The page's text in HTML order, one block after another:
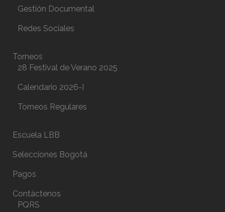
Gestión Documental
Redes Sociales
Torneos
28 Festival de Verano 2025
Calendario 2026-I
Torneos Regulares
Escuela LBB
Selecciones Bogotá
Pagos
Contáctenos
PQRS